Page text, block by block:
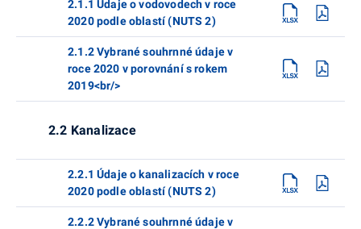
2.1.1 Údaje o vodovodech v roce
2020 podle oblastí (NUTS 2)
2.1.2 Vybrané souhrnné údaje v
roce 2020 v porovnání s rokem
2019<br/>
2.2 Kanalizace
2.2.1 Údaje o kanalizacích v roce
2020 podle oblastí (NUTS 2)
2.2.2 Vybrané souhrnné údaje v